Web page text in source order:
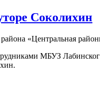
Соколихин
«Центральная
МБУЗ